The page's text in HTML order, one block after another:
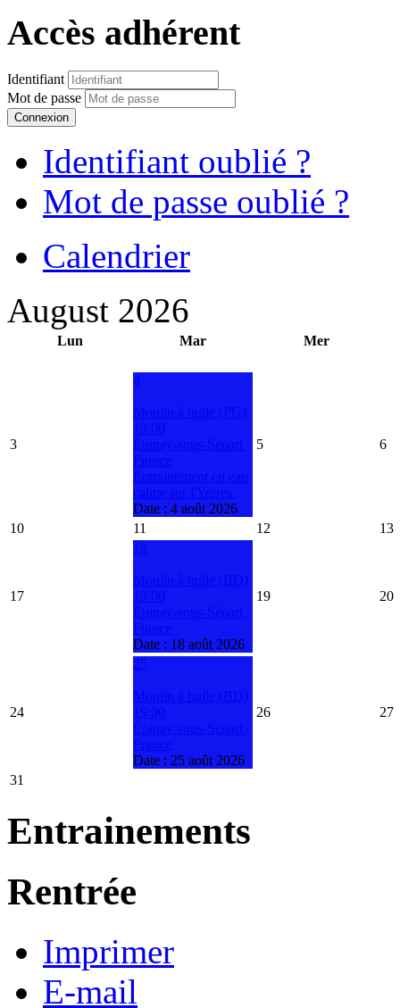
Accès adhérent
Identifiant
Mot de passe
Connexion
Identifiant oublié ?
Mot de passe oublié ?
Calendrier
August 2026
Lun Mar Mer
3
Date : 4 août 2026
5 6
10 11 12 13
17
Date : 18 août 2026
19 20
24
Date : 25 août 2026
26 27
31
Entrainements
Rentrée
Imprimer
E-mail